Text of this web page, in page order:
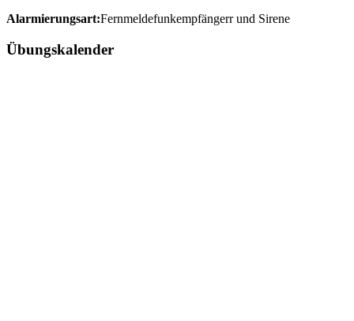
Alarmierungsart:Fernmeldefunkempfängerr und Sirene
Übungskalender